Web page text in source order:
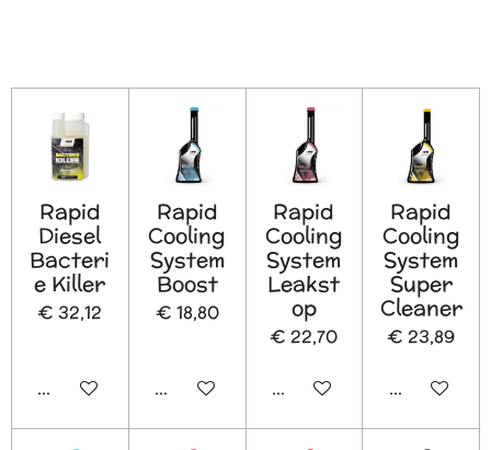
Rapid
Diesel
Bacteri
e Killer
€ 32,12
In winkelwagen
Rapid
Cooling
System
Boost
€ 18,80
In winkelwagen
Rapid
Cooling
System
Leakst
op
€ 22,70
In winkelwagen
Rapid
Cooling
System
Super
Cleaner
€ 23,89
In